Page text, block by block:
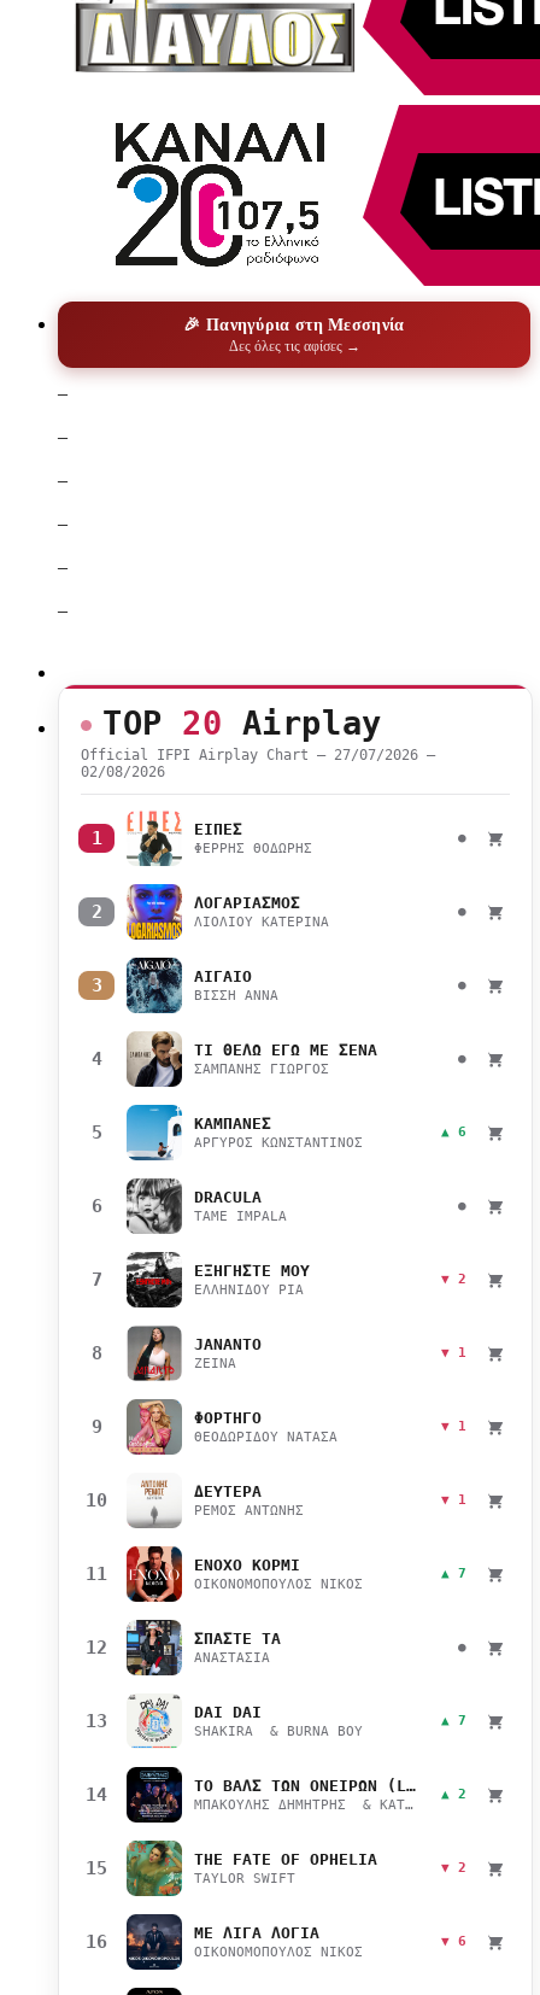
🎉 Πανηγύρια στη Μεσσηνία
Δες όλες τις αφίσες →
–
–
–
–
–
–
TOP 20 Airplay
Official IFPI Airplay Chart — 27/07/2026 –
02/08/2026
1 ΕΙΠΕΣ
ΦΕΡΡΗΣ ΘΟΔΩΡΗΣ
●
2 ΛΟΓΑΡΙΑΣΜΟΣ
ΛΙΟΛΙΟΥ ΚΑΤΕΡΙΝΑ
●
3 ΑΙΓΑΙΟ
ΒΙΣΣΗ ΑΝΝΑ
●
4 ΤΙ ΘΕΛΩ ΕΓΩ ΜΕ ΣΕΝΑ
ΣΑΜΠΑΝΗΣ ΓΙΩΡΓΟΣ
●
5 ΚΑΜΠΑΝΕΣ
ΑΡΓΥΡΟΣ ΚΩΝΣΤΑΝΤΙΝΟΣ
▲ 6
6 DRACULA
TAME IMPALA
●
7 ΕΞΗΓΗΣΤΕ ΜΟΥ
ΕΛΛΗΝΙΔΟΥ ΡΙΑ
▼ 2
8 JANANTO
ZEINA
▼ 1
9 ΦΟΡΤΗΓΟ
ΘΕΟΔΩΡΙΔΟΥ ΝΑΤΑΣΑ
▼ 1
10 ΔΕΥΤΕΡΑ
ΡΕΜΟΣ ΑΝΤΩΝΗΣ
▼ 1
11 ΕΝΟΧΟ ΚΟΡΜΙ
ΟΙΚΟΝΟΜΟΠΟΥΛΟΣ ΝΙΚΟΣ
▲ 7
12 ΣΠΑΣΤΕ ΤΑ
ΑΝΑΣΤΑΣΙΑ
●
13 DAI DAI
SHAKIRA & BURNA BOY
▲ 7
14 ΤΟ ΒΑΛΣ ΤΩΝ ΟΝΕΙΡΩΝ (LIVE)
ΜΠΑΚΟΥΛΗΣ ΔΗΜΗΤΡΗΣ & ΚΑΤΣΙΜΙΧΑ ΜΑΡΙΑΝΑ
▲ 2
15 THE FATE OF OPHELIA
TAYLOR SWIFT
▼ 2
16 ΜΕ ΛΙΓΑ ΛΟΓΙΑ
ΟΙΚΟΝΟΜΟΠΟΥΛΟΣ ΝΙΚΟΣ
▼ 6